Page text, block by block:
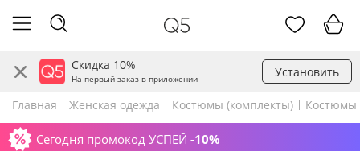
Скидка 10%
На первый заказ в приложении Установить
Главная Женская одежда Костюмы (комплекты) Костюмы
Сегодня промокод УСПЕЙ -10%